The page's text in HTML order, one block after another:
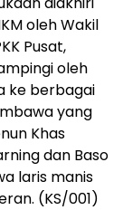
oleh Wakil
Pusat,
oleh
ke berbagai
yang
Khas
dan Baso
laris manis
(KS/001)